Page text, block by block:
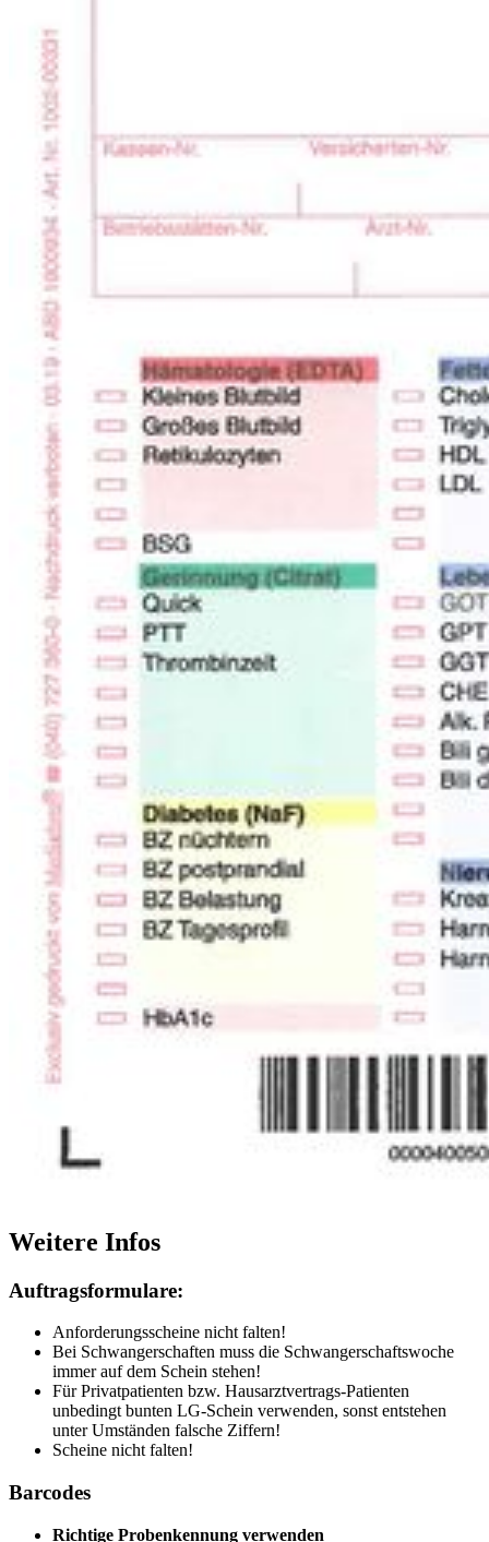
Weitere Infos
Auftragsformulare:
Anforderungsscheine nicht falten!
Bei Schwangerschaften muss die Schwangerschaftswoche
immer auf dem Schein stehen!
Für Privatpatienten bzw. Hausarztvertrags-Patienten
unbedingt bunten LG-Schein verwenden, sonst entstehen
unter Umständen falsche Ziffern!
Scheine nicht falten!
Barcodes
Richtige Probenkennung verwenden